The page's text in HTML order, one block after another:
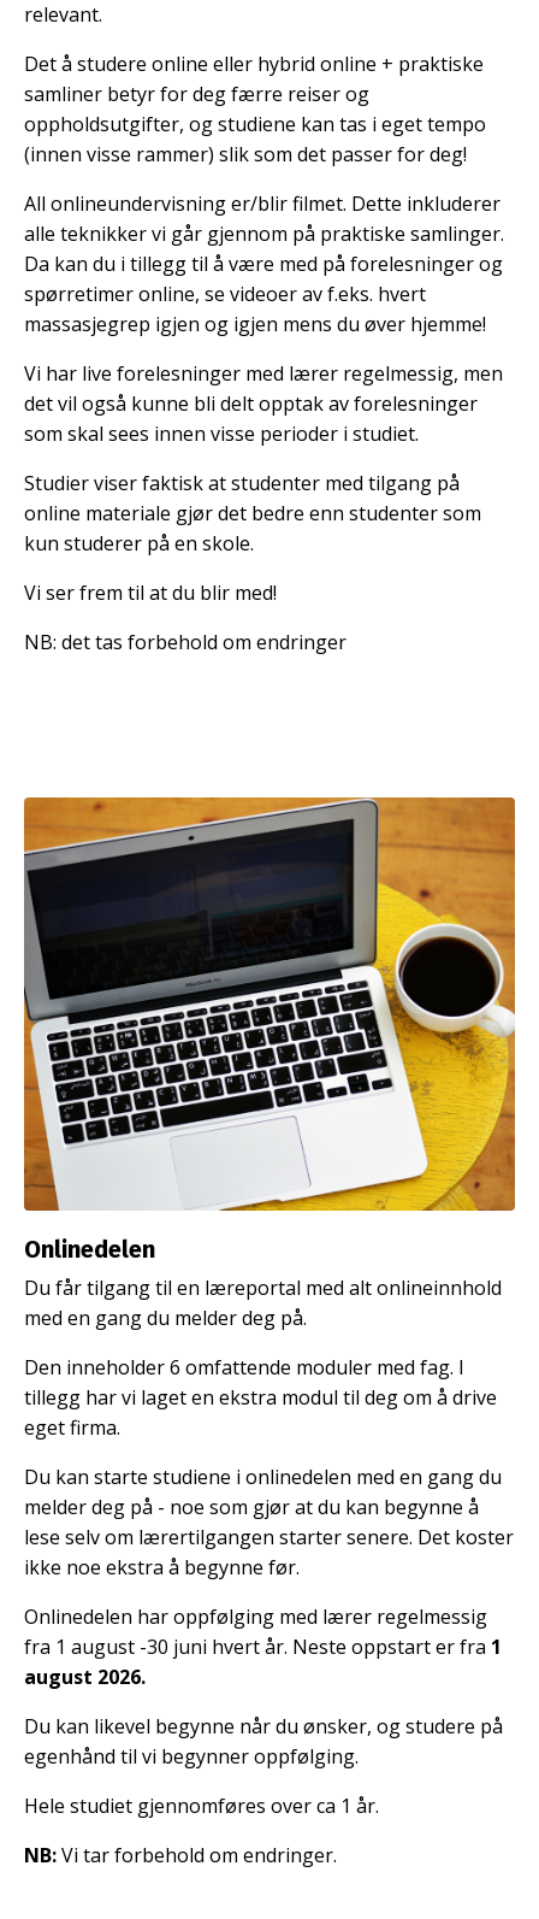
relevant.
Det å studere online eller hybrid online + praktiske
samliner betyr for deg færre reiser og
oppholdsutgifter, og studiene kan tas i eget tempo
(innen visse rammer) slik som det passer for deg!
All onlineundervisning er/blir filmet. Dette inkluderer
alle teknikker vi går gjennom på praktiske samlinger.
Da kan du i tillegg til å være med på forelesninger og
spørretimer online, se videoer av f.eks. hvert
massasjegrep igjen og igjen mens du øver hjemme!
Vi har live forelesninger med lærer regelmessig, men
det vil også kunne bli delt opptak av forelesninger
som skal sees innen visse perioder i studiet.
Studier viser faktisk at studenter med tilgang på
online materiale gjør det bedre enn studenter som
kun studerer på en skole.
Vi ser frem til at du blir med!
NB: det tas forbehold om endringer
Onlinedelen
Du får tilgang til en læreportal med alt onlineinnhold
med en gang du melder deg på.
Den inneholder 6 omfattende moduler med fag. I
tillegg har vi laget en ekstra modul til deg om å drive
eget firma.
Du kan starte studiene i onlinedelen med en gang du
melder deg på - noe som gjør at du kan begynne å
lese selv om lærertilgangen starter senere. Det koster
ikke noe ekstra å begynne før.
Onlinedelen har oppfølging med lærer regelmessig
fra 1 august -30 juni hvert år. Neste oppstart er fra 1
august 2026.
Du kan likevel begynne når du ønsker, og studere på
egenhånd til vi begynner oppfølging.
Hele studiet gjennomføres over ca 1 år.
NB:Vi tar forbehold om endringer.